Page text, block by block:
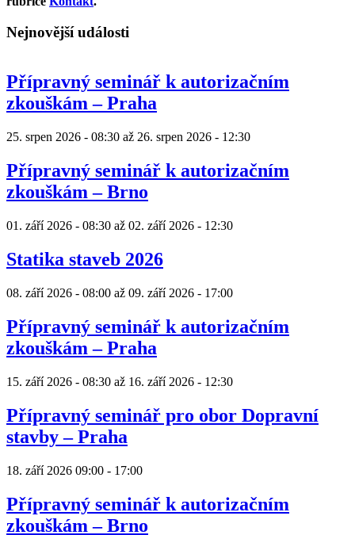
Nejnovější události
Přípravný seminář k autorizačním
zkouškám – Praha
25. srpen 2026 - 08:30 až 26. srpen 2026 - 12:30
Přípravný seminář k autorizačním
zkouškám – Brno
01. září 2026 - 08:30 až 02. září 2026 - 12:30
Statika staveb 2026
08. září 2026 - 08:00 až 09. září 2026 - 17:00
Přípravný seminář k autorizačním
zkouškám – Praha
15. září 2026 - 08:30 až 16. září 2026 - 12:30
Přípravný seminář pro obor Dopravní
stavby – Praha
18. září 2026 09:00 - 17:00
Přípravný seminář k autorizačním
zkouškám – Brno